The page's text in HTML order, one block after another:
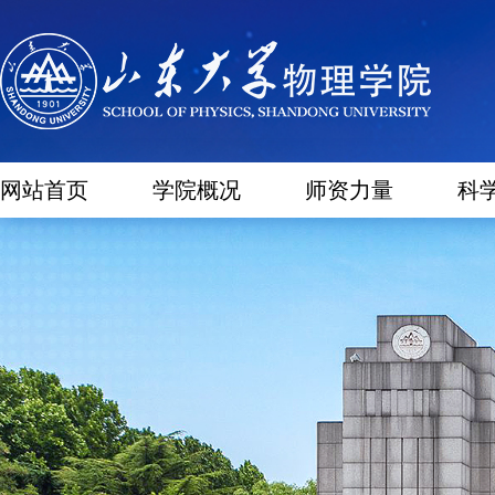
网站首页 学院概况 师资力量 科